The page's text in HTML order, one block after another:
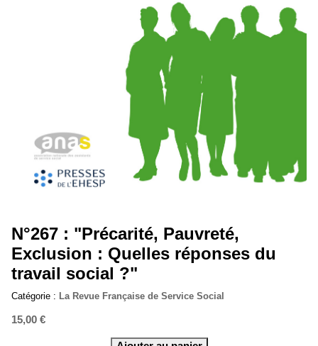
N°267 : "Précarité, Pauvreté,
Exclusion : Quelles réponses du
travail social ?"
Catégorie : La Revue Française de Service Social
15,00 €